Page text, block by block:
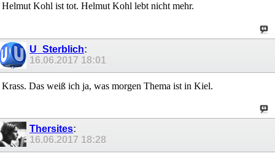
Helmut Kohl ist tot. Helmut Kohl lebt nicht mehr.
U_Sterblich:
16.06.2017 18:01
Krass. Das weiß ich ja, was morgen Thema ist in Kiel.
Thersites:
16.06.2017 18:28